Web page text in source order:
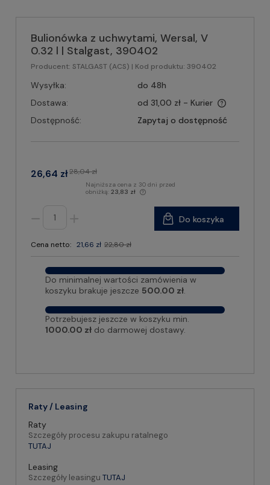
Bulionówka z uchwytami, Wersal, V
0.32 l | Stalgast, 390402
Producent: STALGAST (ACS) | Kod produktu: 390402
Wysyłka:
do 48h
Dostawa:
od 31,00 zł - Kurier
Dostępność:
Zapytaj o dostępność
26,64 zł28,04 zł
Najniższa cena z 30 dni przed
obniżką: 23,83 zł
Cena netto: 21,66 zł 22,80 zł
Do koszyka
Do minimalnej wartości zamówienia w
koszyku brakuje jeszcze 500.00 zł.
Potrzebujesz jeszcze w koszyku min.
1000.00 zł do darmowej dostawy.
Raty / Leasing
Raty
Szczegóły procesu zakupu ratalnego
TUTAJ
Leasing
Szczegóły leasingu TUTAJ